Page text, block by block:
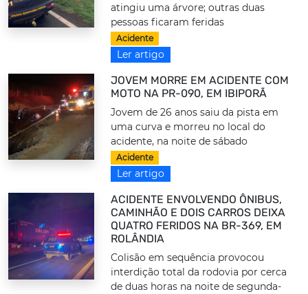
atingiu uma árvore; outras duas
pessoas ficaram feridas
Acidente
Ler artigo
JOVEM MORRE EM ACIDENTE COM
MOTO NA PR-090, EM IBIPORÃ
Jovem de 26 anos saiu da pista em
uma curva e morreu no local do
acidente, na noite de sábado
Acidente
Ler artigo
ACIDENTE ENVOLVENDO ÔNIBUS,
CAMINHÃO E DOIS CARROS DEIXA
QUATRO FERIDOS NA BR-369, EM
ROLÂNDIA
Colisão em sequência provocou
interdição total da rodovia por cerca
de duas horas na noite de segunda-